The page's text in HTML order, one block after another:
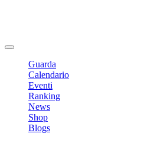
Guarda
Calendario
Eventi
Ranking
News
Shop
Blogs